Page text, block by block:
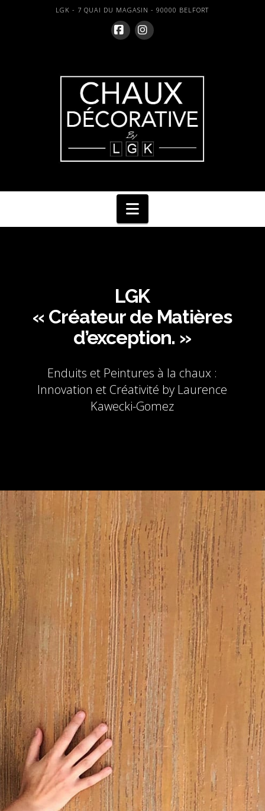
LGK - 7 QUAI DU MAGASIN - 90000 BELFORT
Navigation
LGK
« Créateur de Matières
d’exception. »
Enduits et Peintures à la chaux :
Innovation et Créativité by Laurence
Kawecki-Gomez